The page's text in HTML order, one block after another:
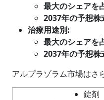
最大のシェアを
2037年の予想株
治療用途別:
最大のシェアを
2037年の予想株
アルプラゾラム市場はさ
錠剤